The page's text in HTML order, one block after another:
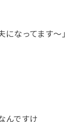
になってます〜」
んですけ